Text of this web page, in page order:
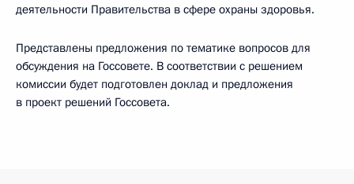
деятельности Правительства в сфере охраны здоровья.
Представлены предложения по тематике вопросов для
обсуждения на Госсовете. В соответствии с решением
комиссии будет подготовлен доклад и предложения
в проект решений Госсовета.